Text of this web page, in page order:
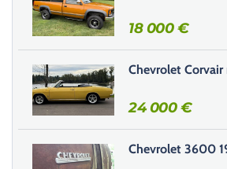
h
a
m
p
v
i
d
e
18 000€
Chevrolet Corvair
24 000€
Chevrolet 3600